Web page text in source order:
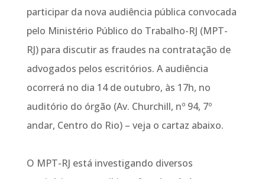
participar da nova audiência pública convocada
pelo Ministério Público do Trabalho-RJ (MPT-
RJ) para discutir as fraudes na contratação de
advogados pelos escritórios. A audiência
ocorrerá no dia 14 de outubro, às 17h, no
auditório do órgão (Av. Churchill, nº 94, 7º
andar, Centro do Rio) – veja o cartaz abaixo.
O MPT-RJ está investigando diversos